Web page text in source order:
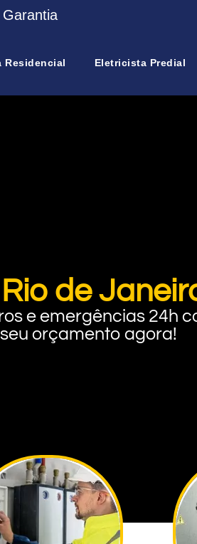
Garantia
Residencial Eletricista Predial
de
e emergências 24h
orçamento agora!